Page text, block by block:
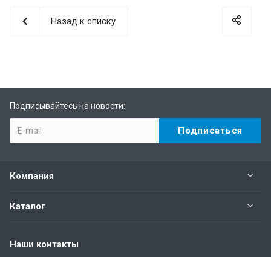
Назад к списку
Подписывайтесь на новости:
Компания
Каталог
Наши контакты